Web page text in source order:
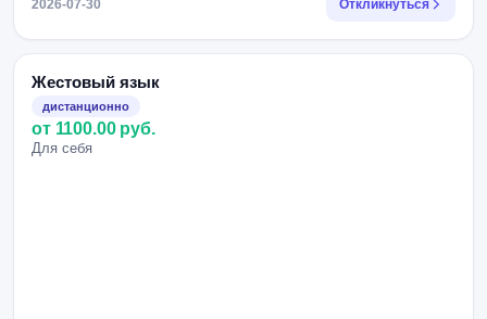
2026-07-30 Откликнуться
Жестовый язык
дистанционно
от 1100.00 руб.
Для себя